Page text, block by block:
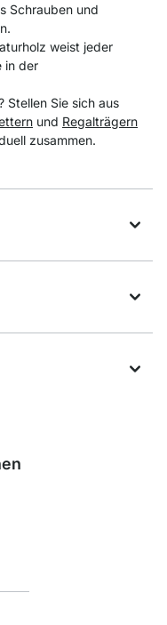
Schrauben und
weist jeder
in der
Stellen Sie sich aus
und Regalträgern
zusammen.